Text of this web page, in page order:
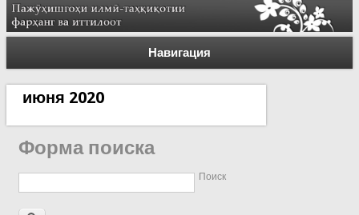
Навигация
июня 2020
Форма поиска
Поиск